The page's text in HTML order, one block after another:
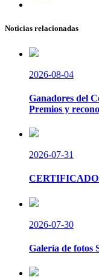
Noticias relacionadas
2026-08-04
Ganadores del
Premios y
2026-07-31
2026-07-30
Galería de